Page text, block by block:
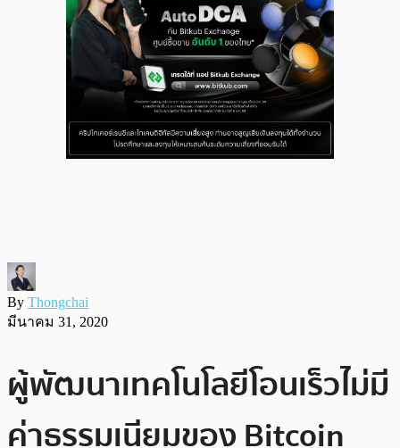
By Thongchai
มีนาคม 31, 2020
ผู้พัฒนาเทคโนโลยีโอนเร็วไม่มี
ค่าธรรมเนียมของ Bitcoin